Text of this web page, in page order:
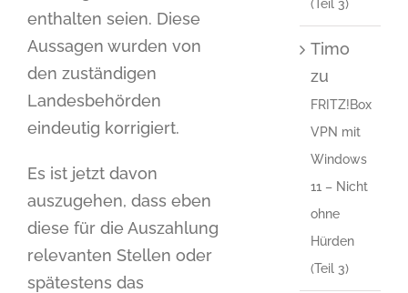
enthalten seien. Diese
Aussagen wurden von
den zuständigen
Landesbehörden
eindeutig korrigiert.
Es ist jetzt davon
auszugehen, dass eben
diese für die Auszahlung
relevanten Stellen oder
spätestens das
(Teil 3)
Timo
zu
FRITZ!Box
VPN mit
Windows
11 – Nicht
ohne
Hürden
(Teil 3)